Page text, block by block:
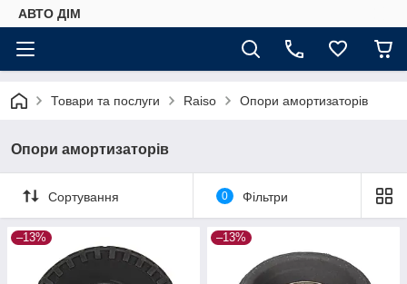
АВТО ДIМ
Товари та послуги Raiso Опори амортизаторів
Опори амортизаторів
Сортування 0 Фільтри
–13% –13%